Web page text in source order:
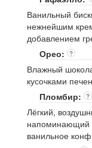
Ванильный
нежнейшим
добавлением
Орео:
?
Влажный
кусочками
Пломбир:
?
Лёгкий,
напоминающий
ванильное